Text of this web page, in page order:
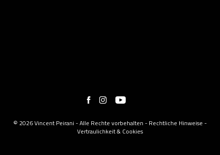
© 2026 Vincent Peirani - Alle Rechte vorbehalten - Rechtliche Hinweise -
Vertraulichkeit & Cookies